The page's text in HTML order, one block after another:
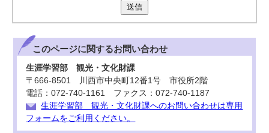
送信
このページに関するお問い合わせ
生涯学習部 観光・文化財課
〒666-8501 川西市中央町12番1号 市役所2階
電話：072-740-1161 ファクス：072-740-1187
生涯学習部 観光・文化財課へのお問い合わせは専用
フォームをご利用ください。